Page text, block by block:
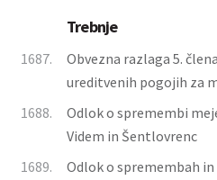
Trebnje
1687.
Obvezna razlaga 5.
ureditvenih pogojih za
1688.
Odlok o spremembi
Videm in Šentlovrenc
1689.
Odlok o spremembah